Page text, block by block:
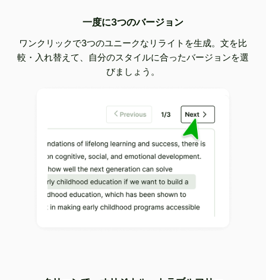
一度に3つのバージョン
ワンクリックで3つのユニークなリライトを生成。文を比
較・入れ替えて、自分のスタイルに合ったバージョンを選
びましょう。